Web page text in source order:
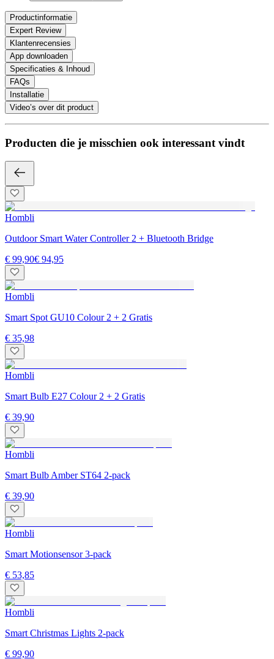
Productinformatie
Expert Review
Klantenrecensies
App downloaden
Specificaties & Inhoud
FAQs
Installatie
Video’s over dit product
Producten die je misschien ook interessant vindt
Hombli
Outdoor Smart Water Controller 2 + Bluetooth Bridge
€ 99,90€ 94,95
Hombli
Smart Spot GU10 Colour 2 + 2 Gratis
€ 35,98
Hombli
Smart Bulb E27 Colour 2 + 2 Gratis
€ 39,90
Hombli
Smart Bulb Amber ST64 2-pack
€ 39,90
Hombli
Smart Motionsensor 3-pack
€ 53,85
Hombli
Smart Christmas Lights 2-pack
€ 99,90